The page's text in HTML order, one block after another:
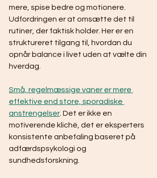
mere, spise bedre og motionere.
Udfordringen er at omsætte det til
rutiner, der faktisk holder. Her er en
struktureret tilgang til, hvordan du
opnår balance i livet uden at vælte din
hverdag.
Små, regelmæssige vaner er mere
effektive end store, sporadiske
anstrengelser . Det er ikke en
motiverende kliché, det er eksperters
konsistente anbefaling baseret på
adfærdspsykologi og
sundhedsforskning.